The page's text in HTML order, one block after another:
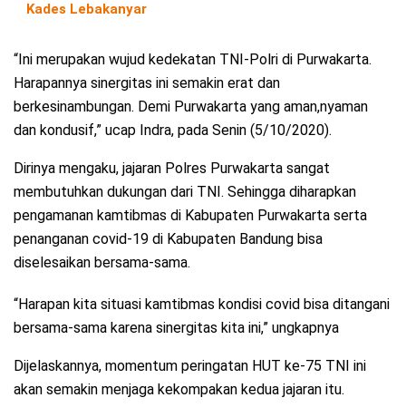
Kades Lebakanyar
“Ini merupakan wujud kedekatan TNI-Polri di Purwakarta.
Harapannya sinergitas ini semakin erat dan
berkesinambungan. Demi Purwakarta yang aman,nyaman
dan kondusif,” ucap Indra, pada Senin (5/10/2020).
Dirinya mengaku, jajaran Polres Purwakarta sangat
membutuhkan dukungan dari TNI. Sehingga diharapkan
pengamanan kamtibmas di Kabupaten Purwakarta serta
penanganan covid-19 di Kabupaten Bandung bisa
diselesaikan bersama-sama.
“Harapan kita situasi kamtibmas kondisi covid bisa ditangani
bersama-sama karena sinergitas kita ini,” ungkapnya
Dijelaskannya, momentum peringatan HUT ke-75 TNI ini
akan semakin menjaga kekompakan kedua jajaran itu.